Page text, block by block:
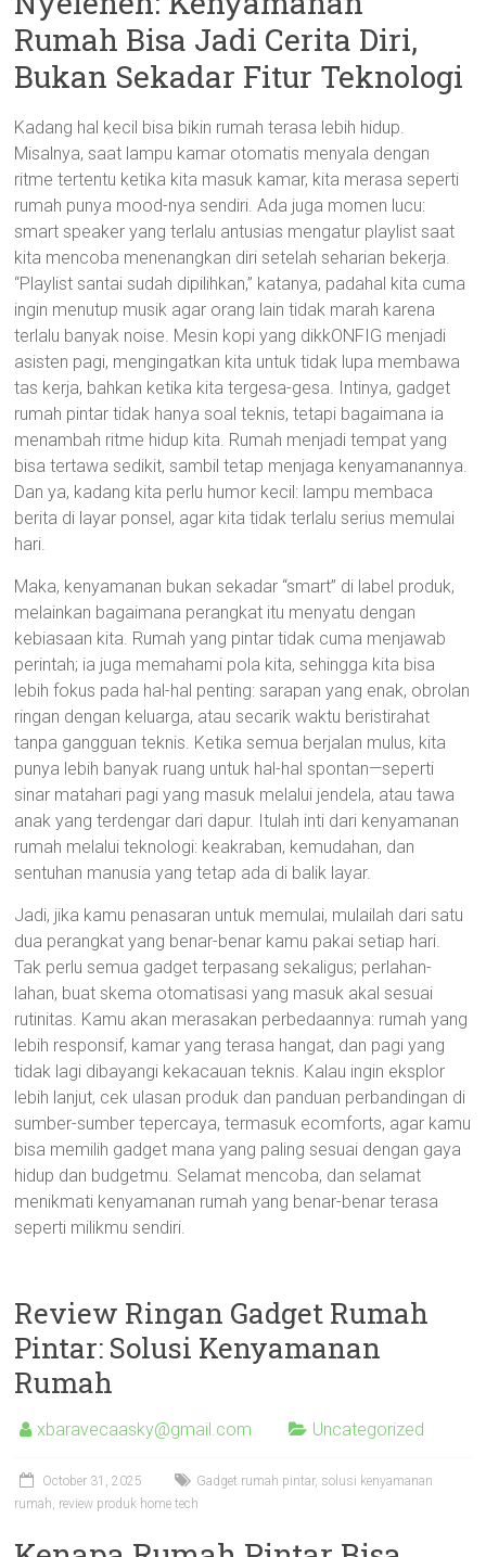
Rumah Bisa Jadi Cerita Diri,
Bukan Sekadar Fitur Teknologi
Kadang hal kecil bisa bikin rumah terasa lebih hidup.
Misalnya, saat lampu kamar otomatis menyala dengan
ritme tertentu ketika kita masuk kamar, kita merasa seperti
rumah punya mood-nya sendiri. Ada juga momen lucu:
smart speaker yang terlalu antusias mengatur playlist saat
kita mencoba menenangkan diri setelah seharian bekerja.
“Playlist santai sudah dipilihkan,” katanya, padahal kita cuma
ingin menutup musik agar orang lain tidak marah karena
terlalu banyak noise. Mesin kopi yang dikkONFIG menjadi
asisten pagi, mengingatkan kita untuk tidak lupa membawa
tas kerja, bahkan ketika kita tergesa-gesa. Intinya, gadget
rumah pintar tidak hanya soal teknis, tetapi bagaimana ia
menambah ritme hidup kita. Rumah menjadi tempat yang
bisa tertawa sedikit, sambil tetap menjaga kenyamanannya.
Dan ya, kadang kita perlu humor kecil: lampu membaca
berita di layar ponsel, agar kita tidak terlalu serius memulai
hari.
Maka, kenyamanan bukan sekadar “smart” di label produk,
melainkan bagaimana perangkat itu menyatu dengan
kebiasaan kita. Rumah yang pintar tidak cuma menjawab
perintah; ia juga memahami pola kita, sehingga kita bisa
lebih fokus pada hal-hal penting: sarapan yang enak, obrolan
ringan dengan keluarga, atau secarik waktu beristirahat
tanpa gangguan teknis. Ketika semua berjalan mulus, kita
punya lebih banyak ruang untuk hal-hal spontan—seperti
sinar matahari pagi yang masuk melalui jendela, atau tawa
anak yang terdengar dari dapur. Itulah inti dari kenyamanan
rumah melalui teknologi: keakraban, kemudahan, dan
sentuhan manusia yang tetap ada di balik layar.
Jadi, jika kamu penasaran untuk memulai, mulailah dari satu
dua perangkat yang benar-benar kamu pakai setiap hari.
Tak perlu semua gadget terpasang sekaligus; perlahan-
lahan, buat skema otomatisasi yang masuk akal sesuai
rutinitas. Kamu akan merasakan perbedaannya: rumah yang
lebih responsif, kamar yang terasa hangat, dan pagi yang
tidak lagi dibayangi kekacauan teknis. Kalau ingin eksplor
lebih lanjut, cek ulasan produk dan panduan perbandingan di
sumber-sumber tepercaya, termasuk ecomforts, agar kamu
bisa memilih gadget mana yang paling sesuai dengan gaya
hidup dan budgetmu. Selamat mencoba, dan selamat
menikmati kenyamanan rumah yang benar-benar terasa
seperti milikmu sendiri.
Review Ringan Gadget Rumah
Pintar: Solusi Kenyamanan
Rumah
xbaravecaasky@gmail.com Uncategorized
October 31, 2025
Gadget rumah pintar, solusi kenyamanan
rumah, review produk home tech